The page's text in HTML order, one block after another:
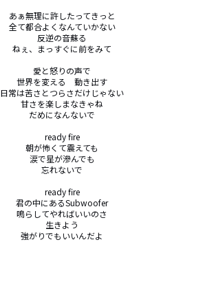
あぁ無理に許したってきっと
全て都合よくなんていかない
反逆の音蘇る
ねぇ、まっすぐに前をみて
愛と怒りの声で
世界を変える　動き出す
日常は苦さとつらさだけじゃない
甘さを楽しまなきゃね
だめになんないで
ready fire
朝が怖くて震えても
涙で星が滲んでも
忘れないで
ready fire
君の中にあるSubwoofer
鳴らしてやればいいのさ
生きよう
強がりでもいいんだよ